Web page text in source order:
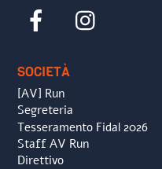
Facebook
SOCIETÀ
[AV] Run
Segreteria
Tesseramento Fidal 2026
Staff AV Run
Direttivo